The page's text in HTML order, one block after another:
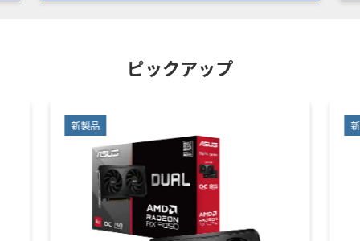
ピックアップ
新製品